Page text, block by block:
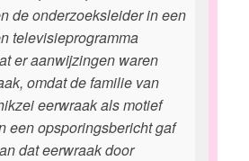
de onderzoeksleider in een
televisieprogramma
er aanwijzingen waren
omdat de familie van
eerwraak als motief
een opsporingsbericht gaf
dat eerwraak door